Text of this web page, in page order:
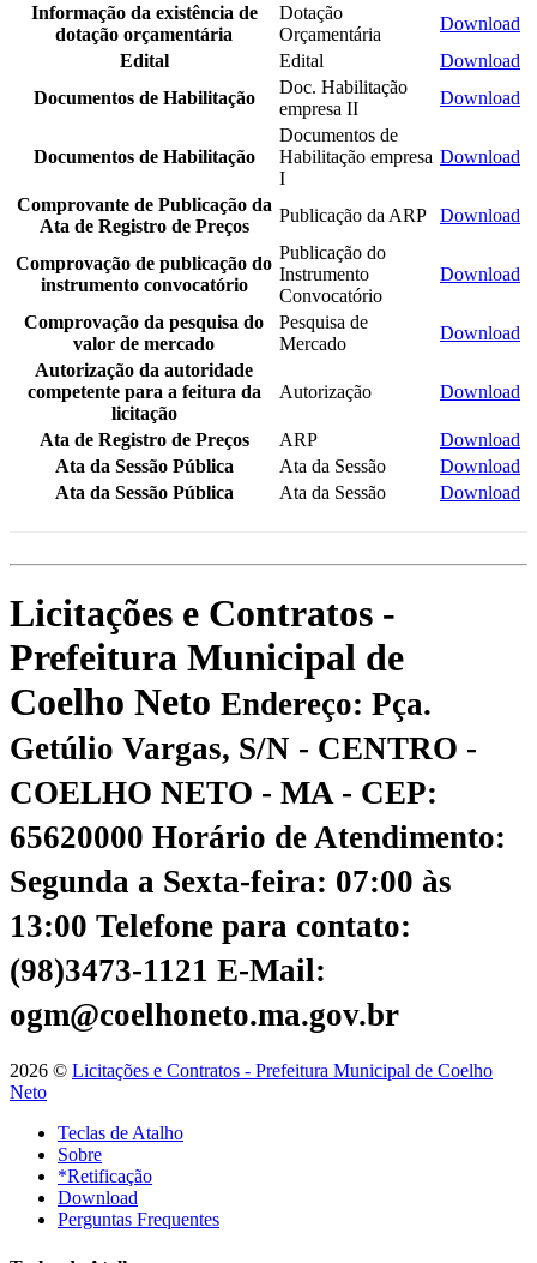
Informação da existência de
dotação orçamentária
Dotação
Orçamentária
Download
Edital
Edital
Download
Documentos de Habilitação
Doc. Habilitação
empresa II
Download
Documentos de Habilitação
Documentos de
Habilitação empresa
I
Download
Comprovante de Publicação da
Ata de Registro de Preços
Publicação da ARP Download
Comprovação de publicação do
instrumento convocatório
Publicação do
Instrumento
Convocatório
Download
Comprovação da pesquisa do
valor de mercado
Pesquisa de
Mercado
Download
Autorização da autoridade
competente para a feitura da
licitação
Autorização Download
Ata de Registro de Preços ARP
Download
Ata da Sessão Pública
Ata da Sessão
Download
Ata da Sessão Pública
Ata da Sessão Download
Licitações e Contratos -
Prefeitura Municipal de
Coelho Neto Endereço: Pça.
Getúlio Vargas, S/N - CENTRO -
COELHO NETO - MA - CEP:
65620000 Horário de Atendimento:
Segunda a Sexta-feira: 07:00 às
13:00 Telefone para contato:
(98)3473-1121 E-Mail:
ogm@coelhoneto.ma.gov.br
2026 © Licitações e Contratos - Prefeitura Municipal de Coelho
Neto
Teclas de Atalho
Sobre
*Retificação
Download
Perguntas Frequentes